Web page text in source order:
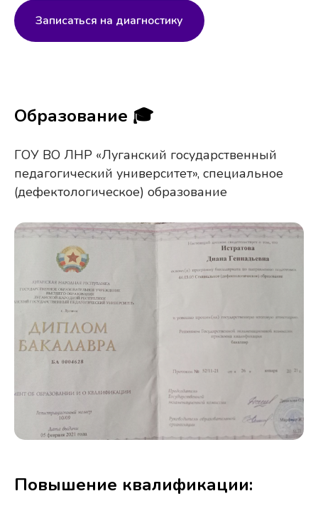
Записаться на диагностику
Образование 🎓
ГОУ ВО ЛНР «Луганский государственный
педагогический университет», cпециальное
(дефектологическое) образование
Повышение квалификации: